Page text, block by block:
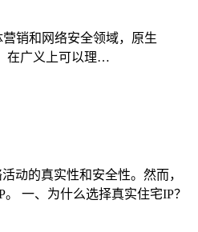
销和网络安全领域，原生
在广义上可以理…
动的真实性和安全性。然而，
一、为什么选择真实住宅IP？